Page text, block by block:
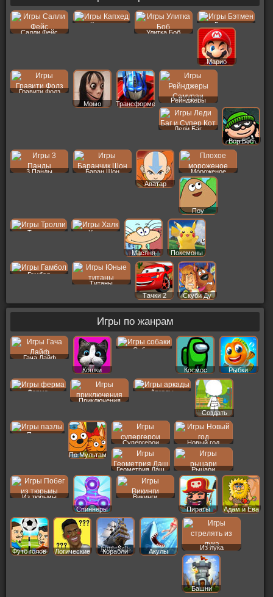
Салли Фейс
Капхед
Улитка Боб
Бэтмен
Марио
Гравити Фолз
Момо
Трансформеры
Рейнджеры
Леди Баг
Вор Боб
3 Панды
Баран Шон
Аватар
Мороженое
Поу
Тролли Халк
Масяня Покемоны
Гамбол
Титаны
Тачки 2
Скуби Ду
Игры по жанрам
Гача Лайф
Кошки
Собаки
Космос Рыбки
Ферма
Приключения
Аркады
Создать
Пер
Пазлы
По Мультам
Супергерои Новый год
Геометрия Даш Рыцари
Из тюрьмы
Спиннеры
Викинги
Пираты
Адам и Ева
Футб голов Логические Корабли Акулы
Из лука
Башни